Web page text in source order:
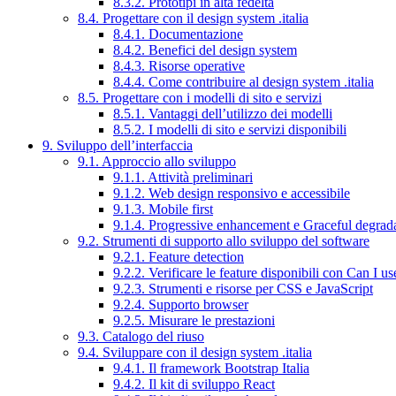
8.4. Progettare con il design system .italia
8.4.1. Documentazione
8.4.2. Benefici del design system
8.4.3. Risorse operative
8.4.4. Come contribuire al design system .italia
8.5. Progettare con i modelli di sito e servizi
8.5.1. Vantaggi dell’utilizzo dei modelli
8.5.2. I modelli di sito e servizi disponibili
9. Sviluppo dell’interfaccia
9.1. Approccio allo sviluppo
9.1.1. Attività preliminari
9.1.2. Web design responsivo e accessibile
9.1.3. Mobile first
9.1.4. Progressive enhancement e Graceful
9.2. Strumenti di supporto allo sviluppo del software
9.2.1. Feature detection
9.2.2. Verificare le feature disponibili con Can I
9.2.3. Strumenti e risorse per CSS e JavaScript
9.2.4. Supporto browser
9.2.5. Misurare le prestazioni
9.3. Catalogo del riuso
9.4. Sviluppare con il design system .italia
9.4.1. Il framework Bootstrap Italia
9.4.2. Il kit di sviluppo React